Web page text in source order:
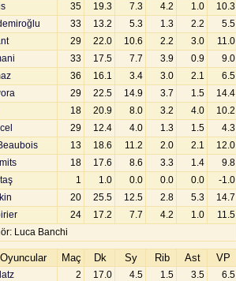
35 19.3 7.3 4.2 1.0 10.3
33 13.2 5.3 1.3 2.2 5.5
29 22.0 10.6 2.2 3.0 11.0
33 17.5 7.7 3.9 0.9 9.0
36 16.1 3.4 3.0 2.1 6.5
29 22.5 14.9 3.7 1.5 14.4
18 20.9 8.0 3.2 4.0 10.2
29 12.4 4.0 1.3 1.5 4.3
13 18.6 11.2 2.0 2.1 12.0
18 17.6 8.6 3.3 1.4 9.8
1 1.0 0.0 0.0 0.0 -1.0
20 25.5 12.5 2.8 5.3 14.7
24 17.2 7.7 4.2 1.0 11.5
Luca Banchi
Maç Dk Sy Rib Ast VP
2 17.0 4.5 1.5 3.5 6.5